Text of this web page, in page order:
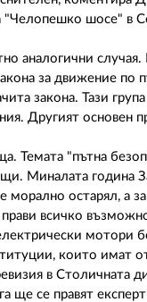
шосе" в
аналогични
за движение по
закона. Тази
Другият основен
Темата "пътна
Миналата година
морално остарял, а
всичко
мотори
които имат
в Столичната
ще се правят